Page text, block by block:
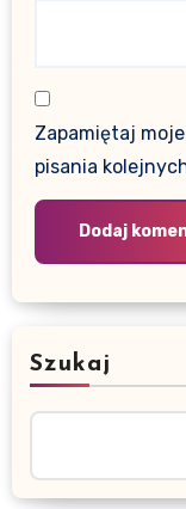
Zapamiętaj
pisania
Szukaj